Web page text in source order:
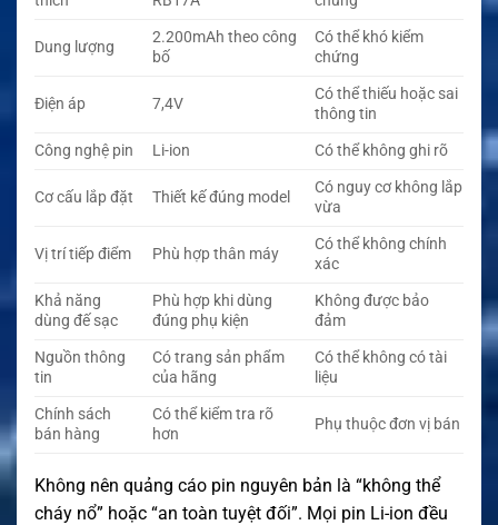
Dung lượng
2.200mAh theo công
bố
Có thể khó kiểm
chứng
Điện áp 7,4V
Có thể thiếu hoặc sai
thông tin
Công nghệ pin
Li-ion Có thể không ghi rõ
Cơ cấu lắp đặt Thiết kế đúng model
Có nguy cơ không lắp
vừa
Vị trí tiếp điểm Phù hợp thân máy
Có thể không chính
xác
Khả năng
dùng đế sạc
Phù hợp khi dùng
đúng phụ kiện
Không được bảo
đảm
Nguồn thông
tin
Có trang sản phẩm
của hãng
Có thể không có tài
liệu
Chính sách
bán hàng
Có thể kiểm tra rõ
hơn
Phụ thuộc đơn vị bán
Không nên quảng cáo pin nguyên bản là “không thể
cháy nổ” hoặc “an toàn tuyệt đối”. Mọi pin Li-ion đều